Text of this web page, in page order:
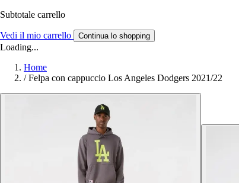
Subtotale carrello
Vedi il mio carrello Continua lo shopping
Loading...
Home
/ Felpa con cappuccio Los Angeles Dodgers 2021/22